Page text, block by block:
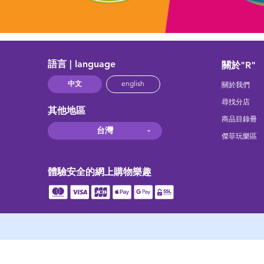
語言 | language
中文 english
其他地區
台灣
關於"R"
關於我們
尋找分店
商品目錄冊
傑菲玩樂區
體驗安全的網上購物樂趣